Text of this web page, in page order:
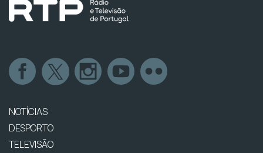
NOTÍCIAS
DESPORTO
TELEVISÃO